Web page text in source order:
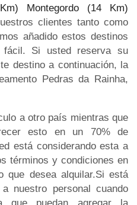
Montegordo (14 Km)
clientes tanto como
añadido estos destinos
Si usted reserva su
destino a continuación, la
Pedras da Rainha,
a otro país mientras que
esto en un 70% de
está considerando esta a
términos y condiciones en
que desea alquilar.Si está
nuestro personal cuando
que puedan agregar la